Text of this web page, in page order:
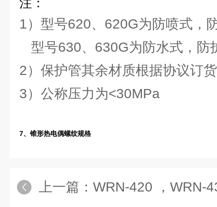
注：
1）型号620、620G为防喷式，
型号630、630G为防水式，防
2）保护管其余材质根据协议订
3）公称压力为<30MPa
7、锥形热电偶螺纹规格
上一篇： WRN-420 ，WRN-430